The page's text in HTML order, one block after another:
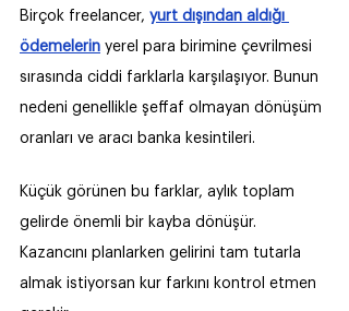
Birçok freelancer, yurt dışından aldığı
ödemelerin yerel para birimine çevrilmesi
sırasında ciddi farklarla karşılaşıyor. Bunun
nedeni genellikle şeffaf olmayan dönüşüm
oranları ve aracı banka kesintileri.
Küçük görünen bu farklar, aylık toplam
gelirde önemli bir kayba dönüşür.
Kazancını planlarken gelirini tam tutarla
almak istiyorsan kur farkını kontrol etmen